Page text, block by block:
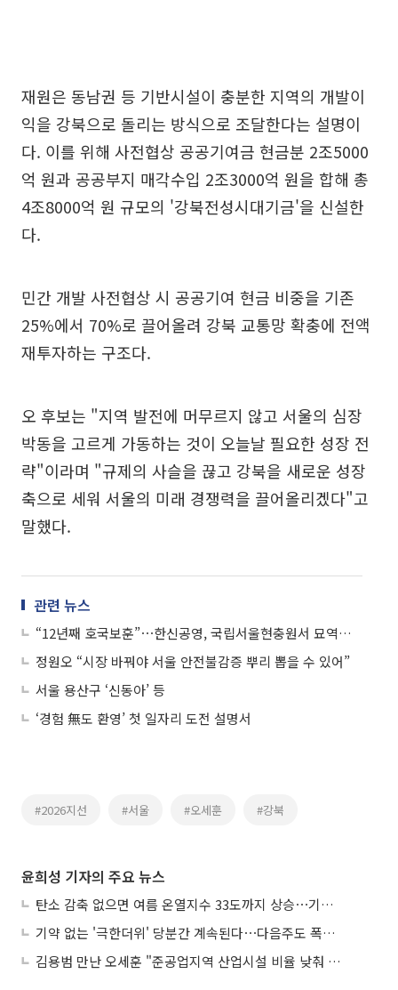
재원은 동남권 등 기반시설이 충분한 지역의 개발이
익을 강북으로 돌리는 방식으로 조달한다는 설명이
다. 이를 위해 사전협상 공공기여금 현금분 2조5000
억 원과 공공부지 매각수입 2조3000억 원을 합해 총
4조8000억 원 규모의 '강북전성시대기금'을 신설한
다.
민간 개발 사전협상 시 공공기여 현금 비중을 기존
25%에서 70%로 끌어올려 강북 교통망 확충에 전액
재투자하는 구조다.
오 후보는 "지역 발전에 머무르지 않고 서울의 심장
박동을 고르게 가동하는 것이 오늘날 필요한 성장 전
략"이라며 "규제의 사슬을 끊고 강북을 새로운 성장
축으로 세워 서울의 미래 경쟁력을 끌어올리겠다"고
말했다.
관련 뉴스
“12년째 호국보훈”⋯한신공영, 국립서울현충원서 묘역정화 봉사
정원오 “시장 바꿔야 서울 안전불감증 뿌리 뽑을 수 있어”
서울 용산구 ‘신동아’ 등
‘경험 無도 환영’ 첫 일자리 도전 설명서
#2026지선 #서울 #오세훈 #강북
윤희성 기자의 주요 뉴스
탄소 감축 없으면 여름 온열지수 33도까지 상승⋯기상청, 2100년 미래전망
기약 없는 '극한더위' 당분간 계속된다⋯다음주도 폭염·열대야 지속
김용범 만난 오세훈 "준공업지역 산업시설 비율 낮춰 공급 늘려야"